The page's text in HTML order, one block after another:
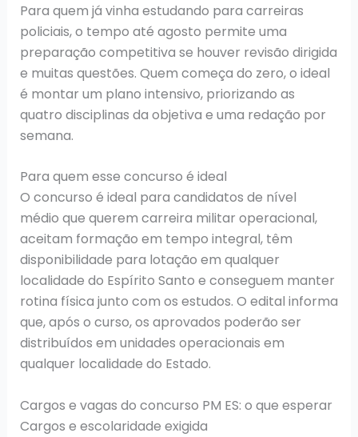
Para quem já vinha estudando para carreiras
policiais, o tempo até agosto permite uma
preparação competitiva se houver revisão dirigida
e muitas questões. Quem começa do zero, o ideal
é montar um plano intensivo, priorizando as
quatro disciplinas da objetiva e uma redação por
semana.
Para quem esse concurso é ideal
O concurso é ideal para candidatos de nível
médio que querem carreira militar operacional,
aceitam formação em tempo integral, têm
disponibilidade para lotação em qualquer
localidade do Espírito Santo e conseguem manter
rotina física junto com os estudos. O edital informa
que, após o curso, os aprovados poderão ser
distribuídos em unidades operacionais em
qualquer localidade do Estado.
Cargos e vagas do concurso PM ES: o que esperar
Cargos e escolaridade exigida